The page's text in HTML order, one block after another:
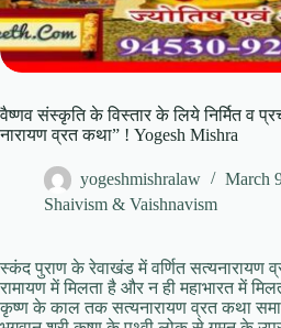
वैष्णव संस्कृति के विस्तार के लिये निर्मित व
नारायण व्रत कथा” ! Yogesh Mishra
yogeshmishralaw
March
Shaivism & Vaishnavism
स्कंद पुराण के रेवाखंड में वर्णित सत्यनारायण
रामायण में मिलता है और न ही महाभारत में
कृष्ण के काल तक सत्यनारायण व्रत कथा